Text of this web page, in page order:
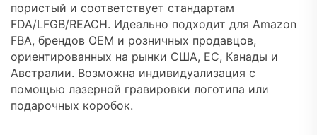
пористый и соответствует стандартам
FDA/LFGB/REACH. Идеально подходит для Amazon
FBA, брендов OEM и розничных продавцов,
ориентированных на рынки США, ЕС, Канады и
Австралии. Возможна индивидуализация с
помощью лазерной гравировки логотипа или
подарочных коробок.